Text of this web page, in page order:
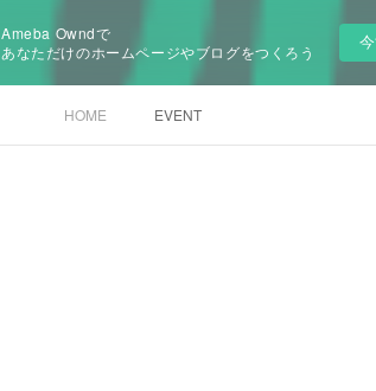
Ameba Owndで
あなただけのホームページやブログをつくろう
HOME EVENT